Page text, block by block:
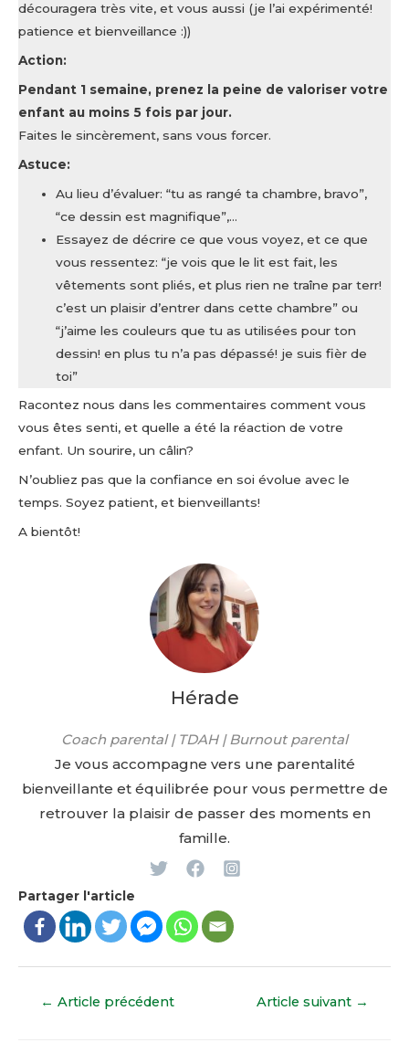
découragera très vite, et vous aussi (je l’ai expérimenté!
patience et bienveillance :))
Action:
Pendant 1 semaine, prenez la peine de valoriser votre
enfant au moins 5 fois par jour.
Faites le sincèrement, sans vous forcer.
Astuce:
Au lieu d’évaluer: “tu as rangé ta chambre, bravo”,
“ce dessin est magnifique”,…
Essayez de décrire ce que vous voyez, et ce que
vous ressentez: “je vois que le lit est fait, les
vêtements sont pliés, et plus rien ne traîne par terr!
c’est un plaisir d’entrer dans cette chambre” ou
“j’aime les couleurs que tu as utilisées pour ton
dessin! en plus tu n’a pas dépassé! je suis fièr de
toi”
Racontez nous dans les commentaires comment vous
vous êtes senti, et quelle a été la réaction de votre
enfant. Un sourire, un câlin?
N’oubliez pas que la confiance en soi évolue avec le
temps. Soyez patient, et bienveillants!
A bientôt!
Hérade
Coach parental | TDAH | Burnout parental
Je vous accompagne vers une parentalité
bienveillante et équilibrée pour vous permettre de
retrouver la plaisir de passer des moments en
famille.
Partager l'article
Navigation
← Article précédent Article suivant →